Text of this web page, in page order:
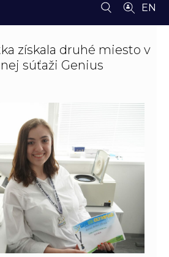
EN
získala druhé miesto v
súťaži Genius